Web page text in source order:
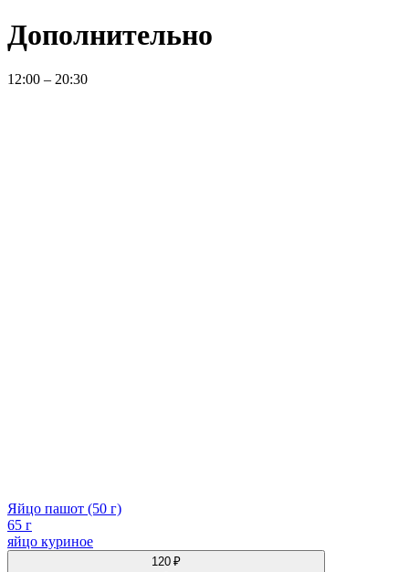
Дополнительно
12:00 – 20:30
Яйцо пашот (50 г)
65 г
яйцо куриное
120 ₽